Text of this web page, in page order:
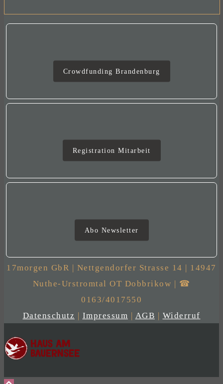
Crowdfunding Brandenburg
Registration Mitarbeit
Newsletter
Abo Newsletter
17morgen GbR | Nettgendorfer Strasse 14 | 14947
Nuthe-Urstromtal OT Dobbrikow | ☎
0163/4017550
Datenschutz
Impressum AGB Widerruf